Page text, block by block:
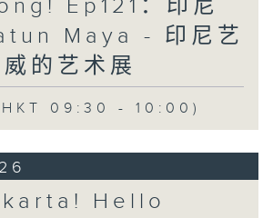
Ep121：印尼
Maya - 印尼艺
的艺术展
09:30 - 10:00)
Hello